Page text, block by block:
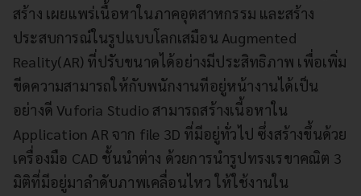
สร้าง เผยแพร่เนื้อหาในภาคอุตสาหกรรม และสร้าง
ประสบการณ์ในรูปแบบโลกเสมือน Augmented
Reality(AR) ที่ปรับขนาดได้อย่างมีประสิทธิภาพ เพื่อเพิ่ม
ขีดความสามารถให้กับพนักงานทีอยู่หน้างานได้เป็น
อย่างดี Vuforia Studio สามารถสร้างเนี้อหาใน
Application AR จาก file 3D ที่มีอยู่ทั่วไป ซึ่งสร้างขึ้นด้วย
เครื่องมือ CAD ชั้นนำต่าง ด้วยการนำรูปทรงเรขาคณิต 3
มิติที่มีอยู่มาลำดับภาพเคลื่อนไหว ให้ใช้งานใน